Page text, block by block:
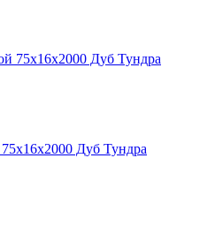
Дуб Тундра